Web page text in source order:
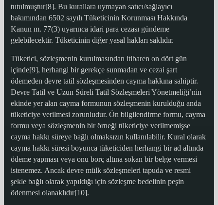
tutulmuştur[8]. Bu kurallara uymayan satıcı/sağlayıcı
bakımından 6502 sayılı Tüketicinin Korunması Hakkında
Kanun m. 77(3) uyarınca idari para cezası gündeme
gelebilecektir. Tüketicinin diğer yasal hakları saklıdır.
Tüketici, sözleşmenin kurulmasından itibaren on dört gün
içinde[9], herhangi bir gerekçe sunmadan ve cezai şart
ödemeden devre tatil sözleşmesinden cayma hakkına sahiptir.
Devre Tatil ve Uzun Süreli Tatil Sözleşmeleri Yönetmeliği’nin
ekinde yer alan cayma formunun sözleşmenin kurulduğu anda
tüketiciye verilmesi zorunludur. Ön bilgilendirme formu, cayma
formu veya sözleşmenin bir örneği tüketiciye verilmemişse
cayma hakkı süreye bağlı olmaksızın kullanılabilir. Kural olarak
cayma hakkı süresi boyunca tüketiciden herhangi bir ad altında
ödeme yapması veya onu borç altına sokan bir belge vermesi
istenemez. Ancak devre mülk sözleşmeleri tapuda ve resmi
şekle bağlı olarak yapıldığı için sözleşme bedelinin peşin
ödenmesi olanaklıdır[10].